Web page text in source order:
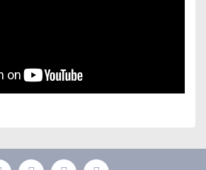
tarafımıza iletebilirsiniz.
için teşekkür ederiz.